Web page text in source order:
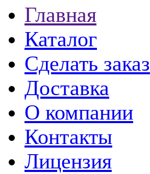
Главная
Каталог
Сделать заказ
Доставка
О компании
Контакты
Лицензия